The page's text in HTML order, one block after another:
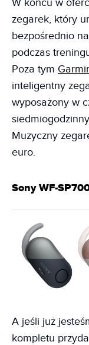
W końcu w
zegarek, który
bezpośrednio
podczas
Poza tym
inteligentny
wyposażony w
Muzyczny
euro.
Sony WF-
A jeśli już
kompletu